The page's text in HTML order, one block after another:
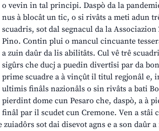
o vevin in tal principi. Daspò da la
nus à blocât un tic, o si rivâts a meti adun
scuadris, sot dal segnacul da la Associazion
Pino. Contin plui o mancul cincuante
a zuin daûr da lis abilitâts. Cul vê trê
sigûrs che ducj a puedin divertîsi par da
prime scuadre a à vinçût il titul regjonâl e,
ultimis finâls nazionâls o sin rivâts a bati
pierdint dome cun Pesaro che, daspò, a à
finâl par il scudet cun Cremone. Ven a stâi
sot dai disevot agns e a son daûr a